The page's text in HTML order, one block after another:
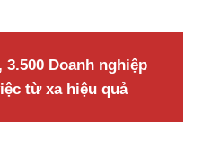
Doanh nghiệp
từ xa hiệu quả